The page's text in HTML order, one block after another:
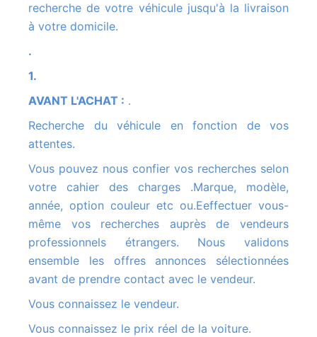
recherche de votre véhicule jusqu'à la livraison
à votre domicile.
.
1.
AVANT L'ACHAT : .
Recherche du véhicule en fonction de vos
attentes.
Vous pouvez nous confier vos recherches selon
votre cahier des charges .Marque, modèle,
année, option couleur etc ou.Eeffectuer vous-
même vos recherches auprès de vendeurs
professionnels étrangers. Nous validons
ensemble les offres annonces sélectionnées
avant de prendre contact avec le vendeur.
Vous connaissez le vendeur.
Vous connaissez le prix réel de la voiture.